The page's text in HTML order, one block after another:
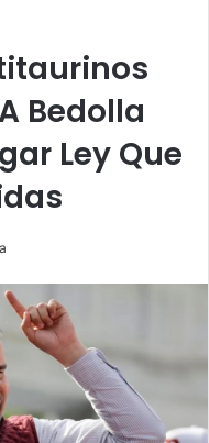
Bedolla
Ley Que